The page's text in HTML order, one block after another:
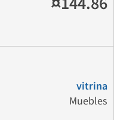
vitrina
Muebles